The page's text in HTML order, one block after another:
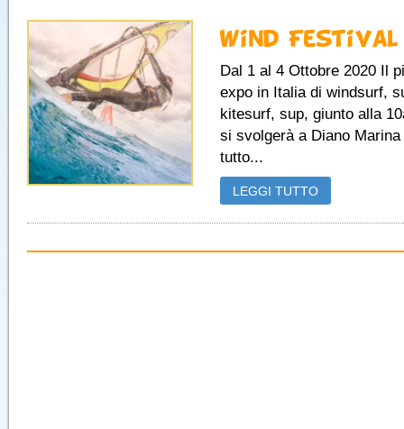
Wind Festival
Dal 1 al 4 Ottobre 2020 Il
expo in Italia di windsurf,
kitesurf, sup, giunto alla
si svolgerà a Diano Marina
tutto...
LEGGI TUTTO